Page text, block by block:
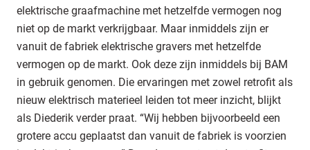
elektrische graafmachine met hetzelfde vermogen nog
niet op de markt verkrijgbaar. Maar inmiddels zijn er
vanuit de fabriek elektrische gravers met hetzelfde
vermogen op de markt. Ook deze zijn inmiddels bij BAM
in gebruik genomen. Die ervaringen met zowel retrofit als
nieuw elektrisch materieel leiden tot meer inzicht, blijkt
als Diederik verder praat. “Wij hebben bijvoorbeeld een
grotere accu geplaatst dan vanuit de fabriek is voorzien